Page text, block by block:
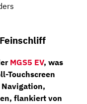
MGS5 EV, was
Touchscreen
flankiert von